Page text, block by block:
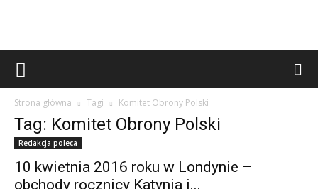
Strona główna Tagi Komitet Obrony Polski
Tag: Komitet Obrony Polski
Redakcja poleca
10 kwietnia 2016 roku w Londynie –
obchody rocznicy Katynia i...